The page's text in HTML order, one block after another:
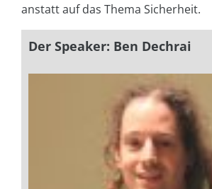
anstatt auf das Thema Sicherheit.
Der Speaker: Ben Dechrai